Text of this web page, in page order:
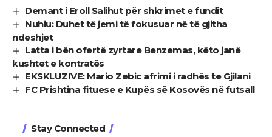
Demant i Eroll Salihut për shkrimet e fundit
Nuhiu: Duhet të jemi të fokusuar në të gjitha
ndeshjet
Latta i bën ofertë zyrtare Benzemas, këto janë
kushtet e kontratës
EKSKLUZIVE: Mario Zebic afrimi i radhës te Gjilani
FC Prishtina fituese e Kupës së Kosovës në futsall
Stay Connected